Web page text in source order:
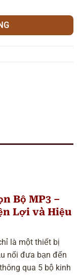
Bộ MP3 –
Lợi và Hiệu
là một thiết bị
nối đưa bạn đến
qua 5 bộ kinh